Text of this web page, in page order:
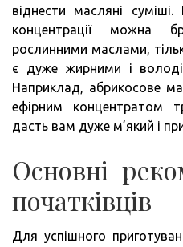
віднести масляні
концентрації можна
рослинними маслами,
є дуже жирними і
Наприклад, абрикосове
ефірним концентратом
дасть вам дуже м’який і
Основні
початківців
Для успішного